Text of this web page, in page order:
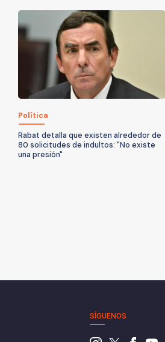
Política
Rabat detalla que existen alrededor de
80 solicitudes de indultos: "No existe
una presión"
SÍGUENOS